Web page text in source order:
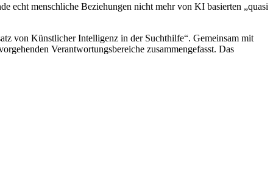
echt menschliche Beziehungen nicht mehr von KI basierten „quasi
von Künstlicher Intelligenz in der Suchthilfe“. Gemeinsam mit
Verantwortungsbereiche zusammengefasst. Das